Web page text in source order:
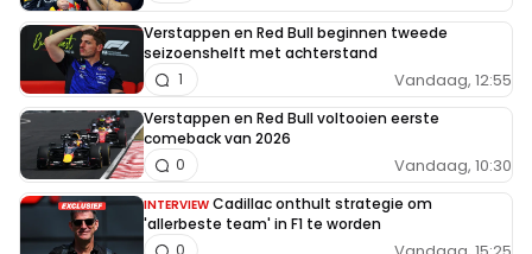
Verstappen en Red Bull beginnen tweede
seizoenshelft met achterstand
Vandaag, 12:55
1
Verstappen en Red Bull voltooien eerste
comeback van 2026
Vandaag, 10:30
0
INTERVIEW Cadillac onthult strategie om
'allerbeste team' in F1 te worden
0